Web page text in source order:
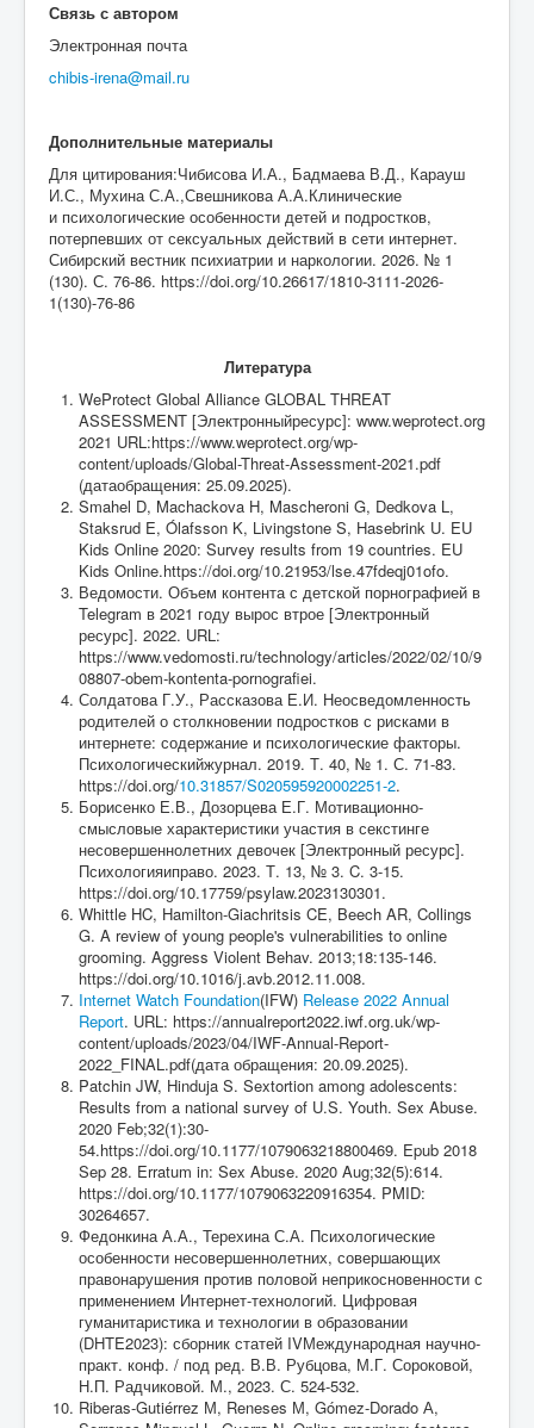
Связь с автором
Электронная почта
chibis-irena@mail.ru
Дополнительные материалы
Для цитирования:Чибисова И.А., Бадмаева В.Д., Карауш
И.С., Мухина С.А.,Свешникова А.А.Клинические
и психологические особенности детей и подростков,
потерпевших от сексуальных действий в сети интернет.
Сибирский вестник психиатрии и наркологии. 2026. № 1
(130). С. 76-86. https://doi.org/10.26617/1810-3111-2026-
1(130)-76-86
Литература
WeProtect Global Alliance GLOBAL THREAT
ASSESSMENT [Электронныйресурс]: www.weprotect.org
2021 URL:https://www.weprotect.org/wp-
content/uploads/Global-Threat-Assessment-2021.pdf
(датаобращения: 25.09.2025).
Smahel D, Machackova H, Mascheroni G, Dedkova L,
Staksrud E, Ólafsson K, Livingstone S, Hasebrink U. EU
Kids Online 2020: Survey results from 19 countries. EU
Kids Online.https://doi.org/10.21953/lse.47fdeqj01ofo.
Ведомости. Объем контента с детской порнографией в
Telegram в 2021 году вырос втрое [Электронный
ресурс]. 2022. URL:
https://www.vedomosti.ru/technology/articles/2022/02/10/9
08807-obem-kontenta-pornografiei.
Солдатова Г.У., Рассказова Е.И. Неосведомленность
родителей о столкновении подростков с рисками в
интернете: содержание и психологические факторы.
Психологическийжурнал. 2019. Т. 40, № 1. С. 71-83.
https://doi.org/10.31857/S020595920002251-2.
Борисенко Е.В., Дозорцева Е.Г. Мотивационно-
смысловые характеристики участия в секстинге
несовершеннолетних девочек [Электронный ресурс].
Психологияиправо. 2023. Т. 13, № 3. C. 3-15.
https://doi.org/10.17759/psylaw.2023130301.
Whittle HC, Hamilton-Giachritsis CE, Beech AR, Collings
G. A review of young people's vulnerabilities to online
grooming. Aggress Violent Behav. 2013;18:135-146.
https://doi.org/10.1016/j.avb.2012.11.008.
Internet Watch Foundation(IFW) Release 2022 Annual
Report. URL: https://annualreport2022.iwf.org.uk/wp-
content/uploads/2023/04/IWF-Annual-Report-
2022_FINAL.pdf(дата обращения: 20.09.2025).
Patchin JW, Hinduja S. Sextortion among adolescents:
Results from a national survey of U.S. Youth. Sex Abuse.
2020 Feb;32(1):30-
54.https://doi.org/10.1177/1079063218800469. Epub 2018
Sep 28. Erratum in: Sex Abuse. 2020 Aug;32(5):614.
https://doi.org/10.1177/1079063220916354. PMID:
30264657.
Федонкина А.А., Терехина С.А. Психологические
особенности несовершеннолетних, совершающих
правонарушения против половой неприкосновенности с
применением Интернет-технологий. Цифровая
гуманитаристика и технологии в образовании
(DHTE2023): сборник статей IVМеждународная научно-
практ. конф. / под ред. В.В. Рубцова, М.Г. Сороковой,
Н.П. Радчиковой. М., 2023. С. 524-532.
Riberas-Gutiérrez М, Reneses М, Gómez-Dorado А,